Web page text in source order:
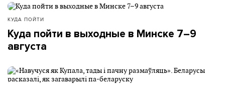
КУДА ПОЙТИ
Куда пойти в выходные в Минске 7–9
августа